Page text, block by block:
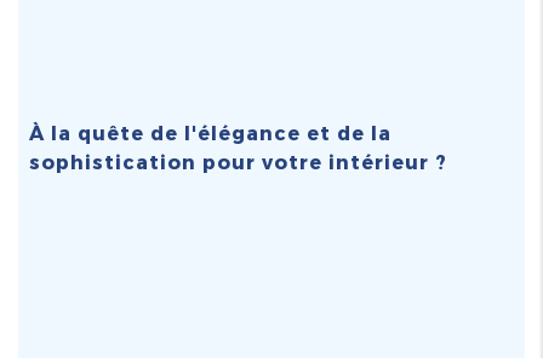
À la quête de l'élégance et de la
sophistication pour votre intérieur ?